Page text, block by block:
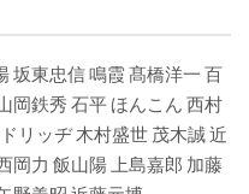
坂東忠信鳴霞 髙橋洋一 百
岡鉄秀 石平 ほんこん 西村
リッヂ木村盛世 茂木誠近
岡力 飯山陽上島嘉郎 加藤